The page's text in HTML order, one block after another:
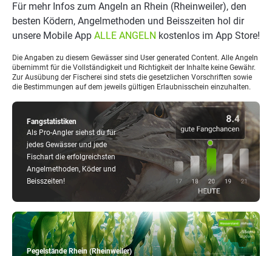
Pegelstände Rhein (Rheinweiler)
Fangstatistiken
Als Pro-Angler siehst du für
jedes Gewässer und jede
Fischart die erfolgreichsten
Angelmethoden, Köder und
Beisszeiten!
Für mehr Infos zum Angeln an Rhein (Rheinweiler), den
besten Ködern, Angelmethoden und Beisszeiten hol dir
unsere Mobile App ALLE ANGELN kostenlos im App Store!
Die Angaben zu diesem Gewässer sind User generated Content. Alle Angeln
übernimmt für die Vollständigkeit und Richtigkeit der Inhalte keine Gewähr.
Zur Ausübung der Fischerei sind stets die gesetzlichen Vorschriften sowie
die Bestimmungen auf dem jeweils gültigen Erlaubnisschein einzuhalten.